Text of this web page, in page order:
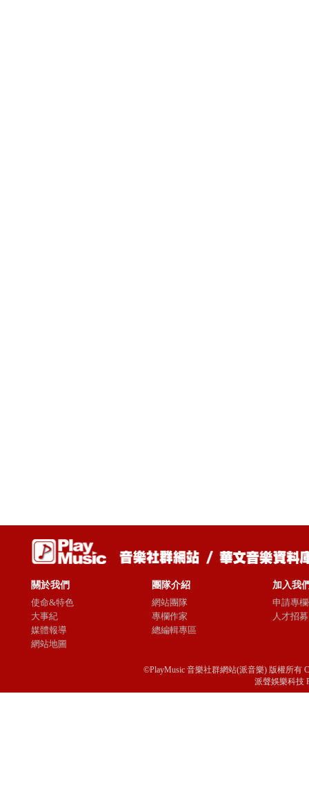
關於我們
使命&特色
大事紀
媒體報導
網站地圖
團隊介紹
網站團隊
專欄作家
總編輯專區
加入我
申請專
人才招募
©PlayMusic 音樂社群網站(派音樂) 版權所有
派聲娛樂科技